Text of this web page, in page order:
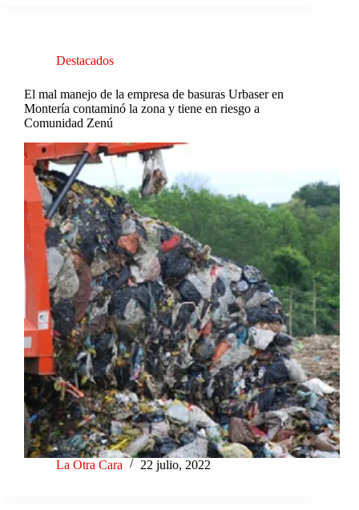
Destacados
El mal manejo de la empresa de basuras Urbaser en
Montería contaminó la zona y tiene en riesgo a
Comunidad Zenú
La Otra Cara 22 julio, 2022